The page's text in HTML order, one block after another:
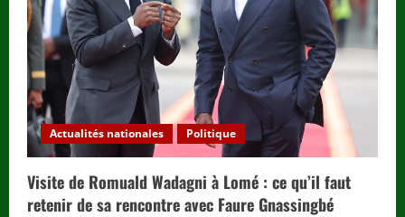
Actualités nationales Politique
Visite de Romuald Wadagni à Lomé : ce qu’il faut
retenir de sa rencontre avec Faure Gnassingbé